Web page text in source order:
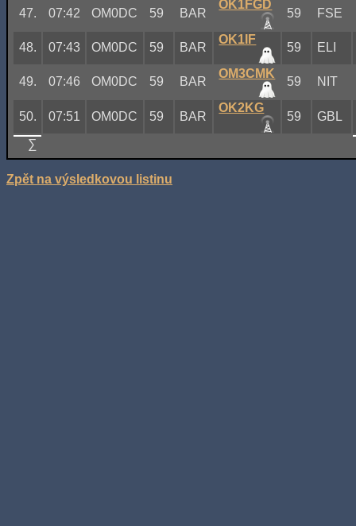
47. 07:42 OM0DC 59 BAR
OK1FGD
59 FSE
48. 07:43 OM0DC 59 BAR
OK1IF
59 ELI
49. 07:46 OM0DC 59 BAR
OM3CMK
59 NIT
50. 07:51 OM0DC 59 BAR
OK2KG
59 GBL
∑
Zpět na výsledkovou listinu